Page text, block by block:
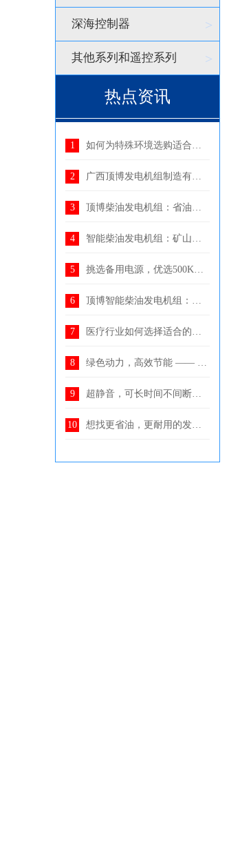
深海控制器 >
其他系列和遥控系列 >
热点资讯
如何为特殊环境选购适合的柴油发电机组
广西顶博发电机组制造有限公司与中国铁西安局集团达成
顶博柴油发电机组：省油、智能化，可为港口提供持续稳
智能柴油发电机组：矿山开采中不可或缺的电力保障设备
挑选备用电源，优选500KW上柴柴油发电机组，非常省油、性
顶博智能柴油发电机组：地铁系统稳定电力的可靠支持
医疗行业如何选择适合的柴油发电机组？分析医疗行业对
绿色动力，高效节能 —— 顶博智能高效柴油发电机组，节
超静音，可长时间不间断运行，320KW康明斯静音发电机组，
想找更省油，更耐用的发电机组？选上柴800KW柴油发电机组